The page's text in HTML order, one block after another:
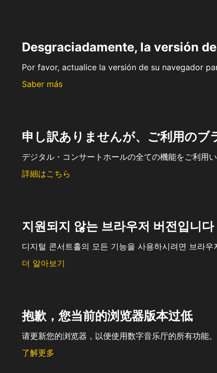
Desgraciadamente, la versión
Por favor, actualice la versión de su navegador
Saber más
申し訳ありませんが、ご利用の
デジタル・コンサートホールの全ての機能をご利用
詳細はこちら
지원되지 않는 브라우저 버전입니다
디지털 콘서트홀의 모든 기능을 사용하시려면 브라
더 알아보기
抱歉，您当前的浏览器版本过低
请更新您的浏览器，以便使用数字音乐厅的所有功能。
了解更多